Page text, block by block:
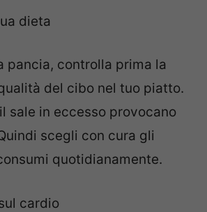
dieta
pancia, controlla prima la
del cibo nel tuo piatto.
sale in eccesso provocano
scegli con cura gli
quotidianamente.
cardio